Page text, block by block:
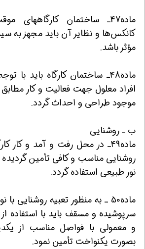
ماده47ـ ساختمان کارگاههای
کانکس‌ها و نظایر آن باید مجهز به
مؤثر باشد.
ماده48ـ ساختمان کارگاه باید با
افراد معلول جهت فعالیت و کار
موجود طراحی و احداث گردد.
ب ـ روشنایی
ماده49ـ در محل رفت و آمد و کار
روشنایی مناسب و کافی تأمین گردیده
نور طبیعی استفاده گردد.
ماده50 ـ به منظور تعبیه روشنایی
سرپوشیده و مسقف باید با استفاده
و معمولی با فواصل مناسب از
بصورت یکنواخت تأمین نمود.